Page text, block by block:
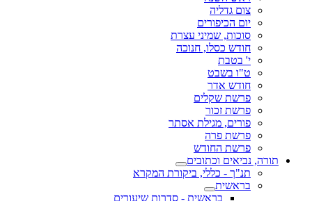
צום גדליה
יום הכיפורים
סוכות, שמיני עצרת
חודש כסלו, חנוכה
י' בטבת
ט"ו בשבט
חודש אדר
פרשת שקלים
פרשת זכור
פורים, מגילת אסתר
פרשת פרה
פרשת החודש
תורה, נביאים וכתובים
תנ"ך - כללי, ביקורת המקרא
בראשית
בראשית - סדרות שיעורים